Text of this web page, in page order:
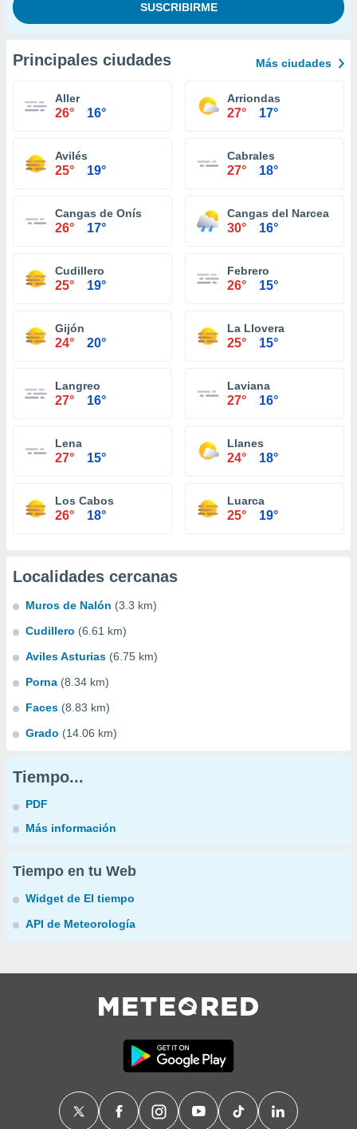
Principales ciudades Más ciudades
Aller
26° 16°
Arriondas
27° 17°
Avilés
25° 19°
Cabrales
27° 18°
Cangas de Onís
26° 17°
Cangas del Narcea
30° 16°
Cudillero
25° 19°
Febrero
26° 15°
Gijón
24° 20°
La Llovera
25° 15°
Langreo
27° 16°
Laviana
27° 16°
Lena
27° 15°
Llanes
24° 18°
Los Cabos
26° 18°
Luarca
25° 19°
Localidades cercanas
Muros de Nalón (3.3 km)
Cudillero (6.61 km)
Aviles Asturias (6.75 km)
Porna (8.34 km)
Faces (8.83 km)
Grado (14.06 km)
Tiempo...
PDF
Más información
Tiempo en tu Web
Widget de El tiempo
API de Meteorología